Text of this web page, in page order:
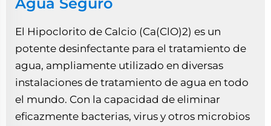
El Hipoclorito de Calcio (Ca(ClO)2) es un
potente desinfectante para el tratamiento de
agua, ampliamente utilizado en diversas
instalaciones de tratamiento de agua en todo
el mundo. Con la capacidad de eliminar
eficazmente bacterias, virus y otros microbios